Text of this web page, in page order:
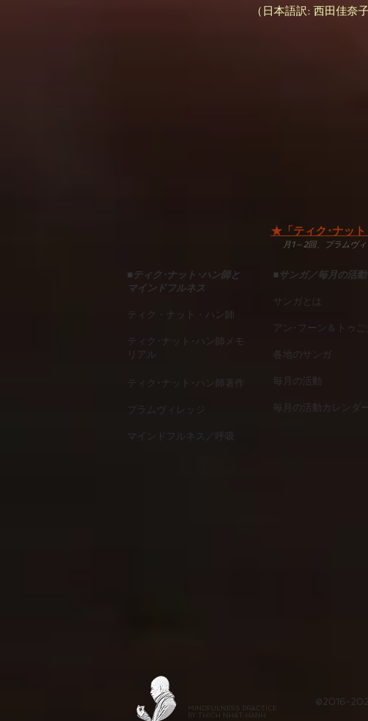
（日本語訳: 西田佳奈子
★「ティク･ナッ
月1～2回、プラムヴ
■ ティク･ナット･ハン師と
マインドフルネス
ティク・ナット・ハン師
ティク･ナット･ハン師メモ
リアル
ティク･ナット･ハン師著作
プラムヴィレッジ
マインドフルネス／呼吸
■サンガ／毎月の活動
サンガとは
アン･フーン＆トゥご
各地のサンガ
毎月の活動
毎月の活動カレンダ
MINDFULNESS PRACTICE
BY THICH NHAT HANH
©2016-